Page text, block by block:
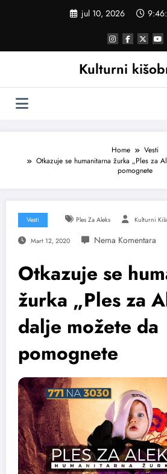
jul 10, 2026
Kulturni
Home
Vesti
Otkazuje se humanitarna žurka „Ples za
pomognete
Vesti Ples Za Aleks Kulturni
Mart 12, 2020
Otkazuje se
žurka „Ples za
dalje možete da
pomognete